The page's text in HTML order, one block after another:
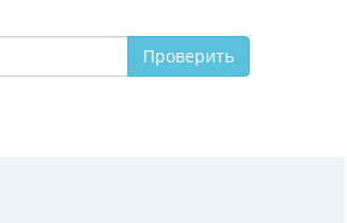
Проверить